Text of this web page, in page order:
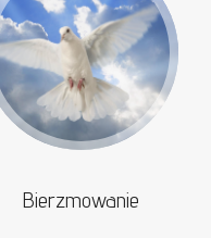
Bierzmowanie